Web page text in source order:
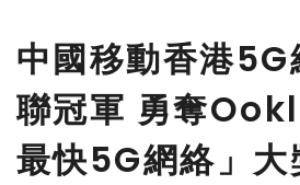
中國移動香港
聯冠軍 勇奪
最快5G網絡」大